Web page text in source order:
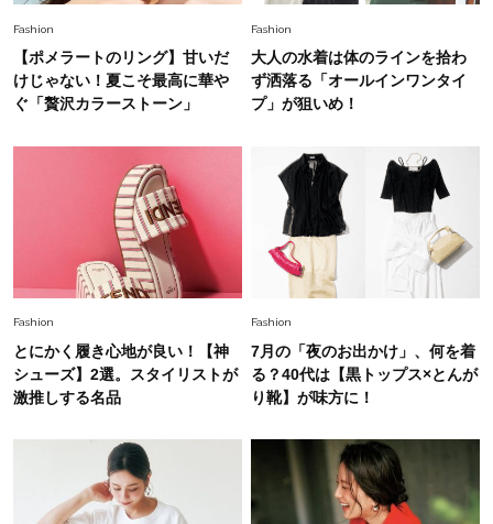
ップス×パンツ」コーデ〈3選〉
Fashion 2026.5.29
40代の夏通勤はこれ１着！「きちんと感」も
Fashion
今、40代の「メガネ＆サングラス」のトレンド
に更新あり！“黒ぶち以外”が新定番に
旬着こなし3選。地味見え回避のコツは「バッグ
選び」！
【40代のTシャツコーデ】超ビッグサイズ×きれ
いめハーフパンツでモードに昇華
Fashion
【ポメラートのリング】甘いだ
けじゃない！夏こそ最高に華や
ぐ「贅沢カラーストーン」
Fashion
大人の水着は体のラインを拾わ
ず洒落る「オールインワンタイ
プ」が狙いめ！
Fashion
とにかく履き心地が良い！【神
シューズ】2選。スタイリストが
激推しする名品
Fashion
7月の「夜のお出かけ」、何を着
る？40代は【黒トップス×とんが
り靴】が味方に！